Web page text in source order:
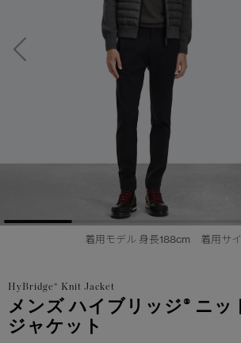
日本限定モデル
スノーグース
メイドインジャパンTシャツ
アウターウェア
アパレル
アクセサリー
フットウェア
日本限定モデル
スノーグース
メイドインジャパンTシャツ
アウターウェア
アパレル
アクセサリー
フットウェア
詳しく見る
着用モデル 身長188cm 着用サ
HyBridge® Knit Jacket
メンズ ハイブリッジ® ニッ
ジャケット